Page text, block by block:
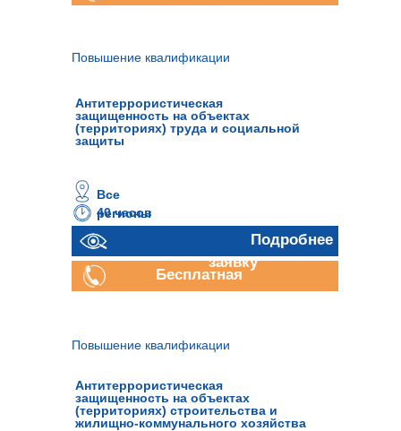
Повышение квалификации
40 часов
Отправить
заявку
Все
регионы
Бесплатная
Повышение квалификации
Антитеррористическая
защищенность на объектах
(территориях) строительства и
жилищно-коммунального хозяйства
Подробнее
Антитеррористическая
защищенность на объектах
(территориях) труда и социальной
защиты